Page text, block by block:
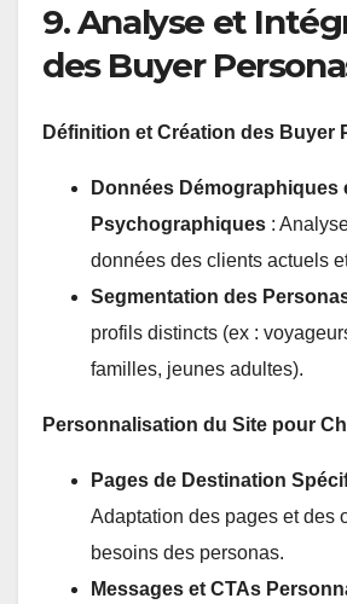
9. Analyse et
des Buyer
Définition et Création des Buyer
Données Démographiques
Psychographiques :
données des clients actuels
Segmentation des
profils distincts (ex :
familles, jeunes adultes).
Personnalisation du Site pour
Pages de Destination
Adaptation des pages et des
besoins des personas.
Messages et CTAs